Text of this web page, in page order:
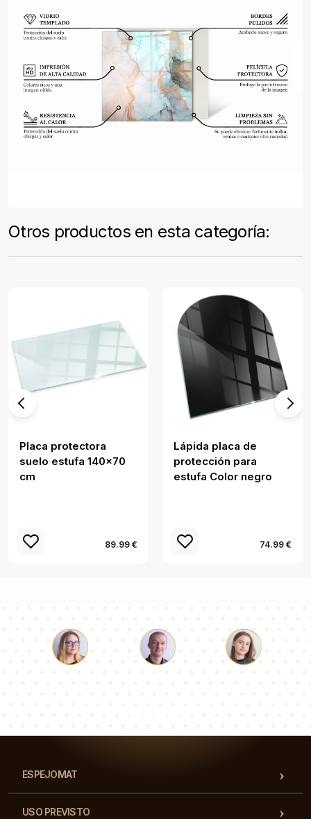
Otros productos en esta categoría:
Placa protectora
suelo estufa 140x70
cm
89.99 €
Lápida placa de
protección para
estufa Color negro
74.99 €
ESPEJOMAT
USO PREVISTO